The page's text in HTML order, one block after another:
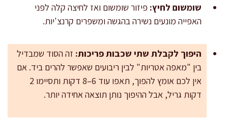
שומשום לחיץ: פיזור שומשום ואז לחיצה קלה לפני
האפייה מונעים נשירה בהגשה ומשפרים קרנצ'יות.
היפוך לקבלת שתי שכבות פריכות: זה הסוד שמבדיל
בין "מאפה אטריות" לבין ריבועים שאפשר להרים ביד. אם
אין לכם אומץ להפוך, תאפו עוד 6–8 דקות ותסיימו 2
דקות גריל, אבל ההיפוך נותן תוצאה אחידה יותר.